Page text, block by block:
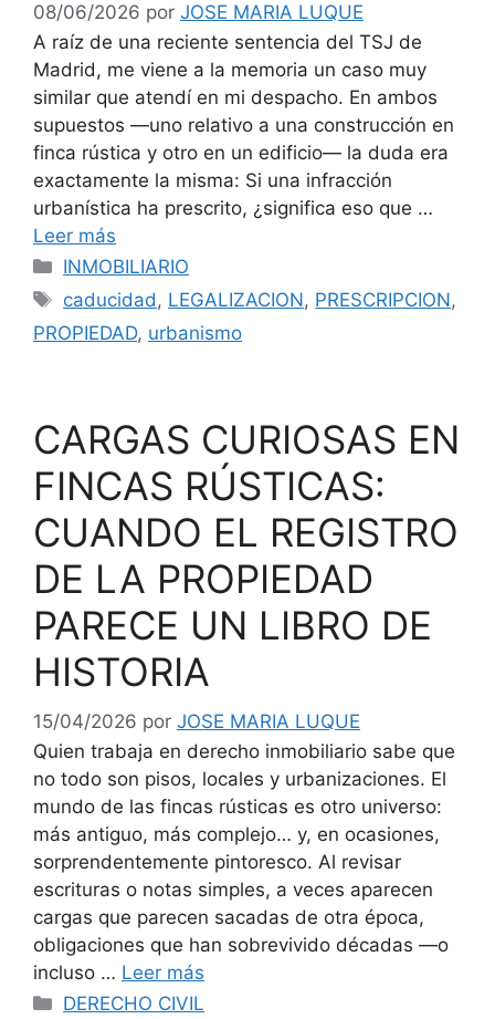
08/06/2026 por JOSE MARIA LUQUE
A raíz de una reciente sentencia del TSJ de
Madrid, me viene a la memoria un caso muy
similar que atendí en mi despacho. En ambos
supuestos —uno relativo a una construcción en
finca rústica y otro en un edificio— la duda era
exactamente la misma: Si una infracción
urbanística ha prescrito, ¿significa eso que …
Leer más
Categorías
INMOBILIARIO
Etiquetas
caducidad, LEGALIZACION, PRESCRIPCION,
PROPIEDAD, urbanismo
CARGAS CURIOSAS EN
FINCAS RÚSTICAS:
CUANDO EL REGISTRO
DE LA PROPIEDAD
PARECE UN LIBRO DE
HISTORIA
15/04/2026 por JOSE MARIA LUQUE
Quien trabaja en derecho inmobiliario sabe que
no todo son pisos, locales y urbanizaciones. El
mundo de las fincas rústicas es otro universo:
más antiguo, más complejo… y, en ocasiones,
sorprendentemente pintoresco. Al revisar
escrituras o notas simples, a veces aparecen
cargas que parecen sacadas de otra época,
obligaciones que han sobrevivido décadas —o
incluso … Leer más
Categorías
DERECHO CIVIL